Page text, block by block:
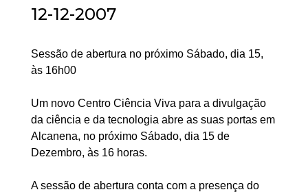
12-12-2007
Sessão de abertura no próximo Sábado, dia 15,
às 16h00
Um novo Centro Ciência Viva para a divulgação
da ciência e da tecnologia abre as suas portas em
Alcanena, no próximo Sábado, dia 15 de
Dezembro, às 16 horas.
A sessão de abertura conta com a presença do